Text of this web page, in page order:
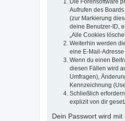
Aufrufen des
(zur Markierung
deine Benutzer-ID,
„Alle Cookies
Weiterhin werden
eine E-Mail-
Wenn du einen
diesen Fällen wird
Umfragen),
Kennzeichnung
Schließlich
explizit von dir
Dein Passwort wird